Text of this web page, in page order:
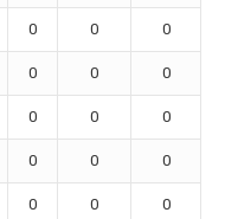
0 0 0
0 0 0
0 0 0
0 0 0
0 0 0